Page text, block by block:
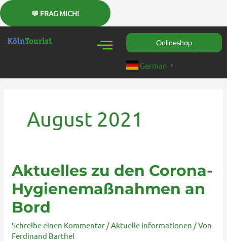
Inhalt
springen
Onlineshop
German ▼
August 2021
Aktuelles zu den Corona-
Hygienemaßnahmen an
Bord
Schreibe einen Kommentar / Aktuelle Informationen / Von
Ferdinand Barthel
Aktuelles
den
Corona-
an